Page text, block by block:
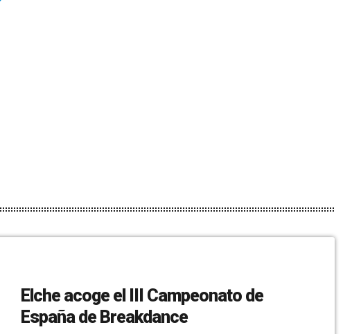
Elche acoge el III Campeonato de
España de Breakdance